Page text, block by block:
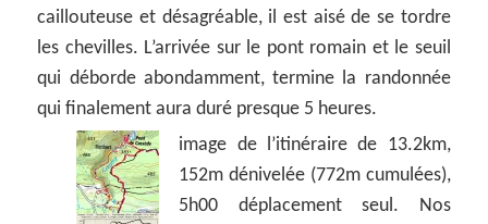
caillouteuse et désagréable, il est aisé de se tordre
les chevilles. L’arrivée sur le pont romain et le seuil
qui déborde abondamment, termine la randonnée
qui finalement aura duré presque 5 heures.
image de l’itinéraire de 13.2km,
152m dénivelée (772m cumulées),
5h00 déplacement seul. Nos